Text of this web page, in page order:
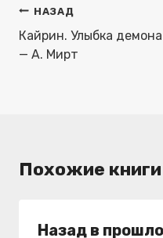
Навигация
по
записям
НАЗАД
Кайрин. Улыбка демона
— А. Мирт
Похожие книги
Назад в